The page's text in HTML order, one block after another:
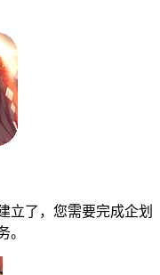
了，您需要完成企划
。